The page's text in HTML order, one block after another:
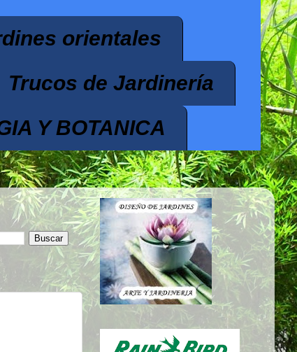
orientales
Trucos de Jardinería
Y BOTANICA